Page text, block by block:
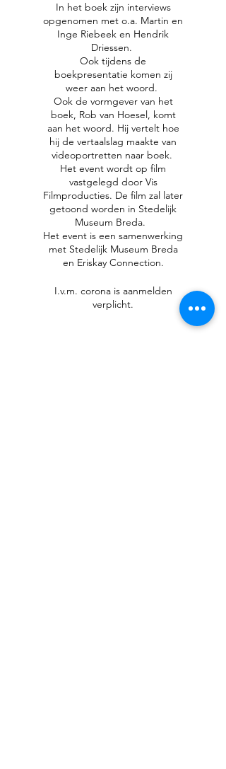
In het boek zijn interviews
opgenomen met o.a. Martin en
Inge Riebeek en Hendrik
Driessen.
Ook tijdens de
boekpresentatie komen zij
weer aan het woord.
Ook de vormgever van het
boek, Rob van Hoesel, komt
aan het woord. Hij vertelt hoe
hij de vertaalslag maakte van
videoportretten naar boek.
Het event wordt op film
vastgelegd door Vis
Filmproducties. De film zal later
getoond worden in Stedelijk
Museum Breda.
Het event is een samenwerking
met Stedelijk Museum Breda
en Eriskay Connection.
I.v.m. corona is aanmelden
verplicht.